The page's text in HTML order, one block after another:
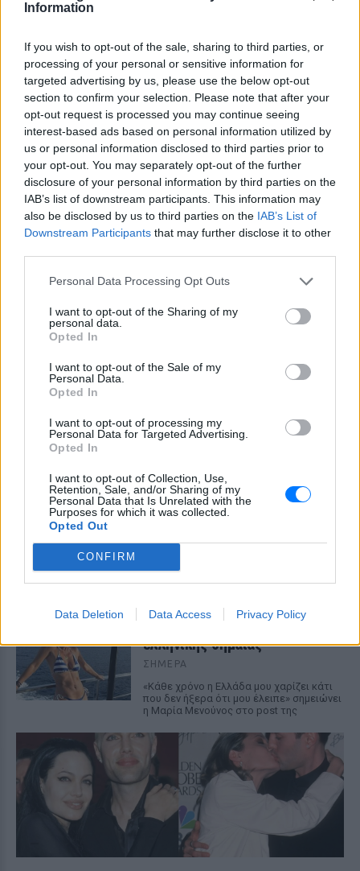
Information
If you wish to opt-out of the sale, sharing to third parties, or
processing of your personal or sensitive information for
targeted advertising by us, please use the below opt-out
section to confirm your selection. Please note that after your
opt-out request is processed you may continue seeing
interest-based ads based on personal information utilized by
us or personal information disclosed to third parties prior to
your opt-out. You may separately opt-out of the further
disclosure of your personal information by third parties on the
IAB’s list of downstream participants. This information may
also be disclosed by us to third parties on the IAB’s List of
Downstream Participants that may further disclose it to other
Personal Data Processing Opt Outs
I want to opt-out of the Sharing of my
personal data.
Opted In
I want to opt-out of the Sale of my
Personal Data.
Opted In
I want to opt-out of processing my
Personal Data for Targeted Advertising.
Opted In
I want to opt-out of Collection, Use,
Retention, Sale, and/or Sharing of my
Personal Data that Is Unrelated with the
Purposes for which it was collected.
Opted Out
CONFIRM
Data Deletion Data Access Privacy Policy
ΔΕΙΤΕ ΕΠΙΣΗΣ
ΣΤΗΝ ΙΔΙΑ ΚΑΤΗΓΟΡΙΑ
Αριελ Κωνσταντινίδη: Τώρα
ασχολούνται με το δέρμα μου,
ΣΉΜΕΡΑ
Μύκονος: Ιταλοί παρτάρουν σε
βανάκι ‑ Η αντίδραση του
οδηγού
ΣΉΜΕΡΑ
live TV, οι επιβάτες φαίνονται να
τρόπο, χοροπηδώντας, τραγουδώντας
και φωνάζοντας μέσα στο όχημα
Η Μαρία Μενούνος φόρεσε
ελληνικής σημαίας
ΣΉΜΕΡΑ
«Κάθε χρόνο η Ελλάδα μου χαρίζει κάτι
που δεν ήξερα ότι μου έλειπε» σημειώνει
η Μαρία Μενούνος στο post της